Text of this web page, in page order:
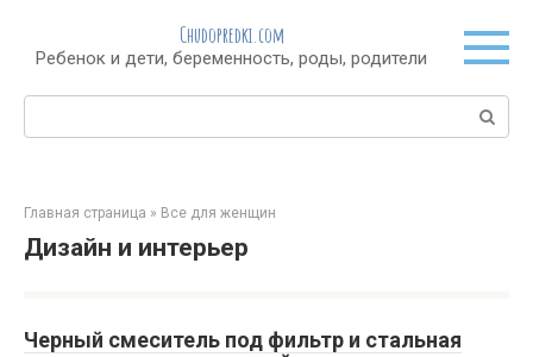
контенту
Chudopredki.com
Ребенок и дети, беременность, роды, родители
Поиск:
Главная страница » Все для женщин
Дизайн и интерьер
Черный смеситель под фильтр и стальная